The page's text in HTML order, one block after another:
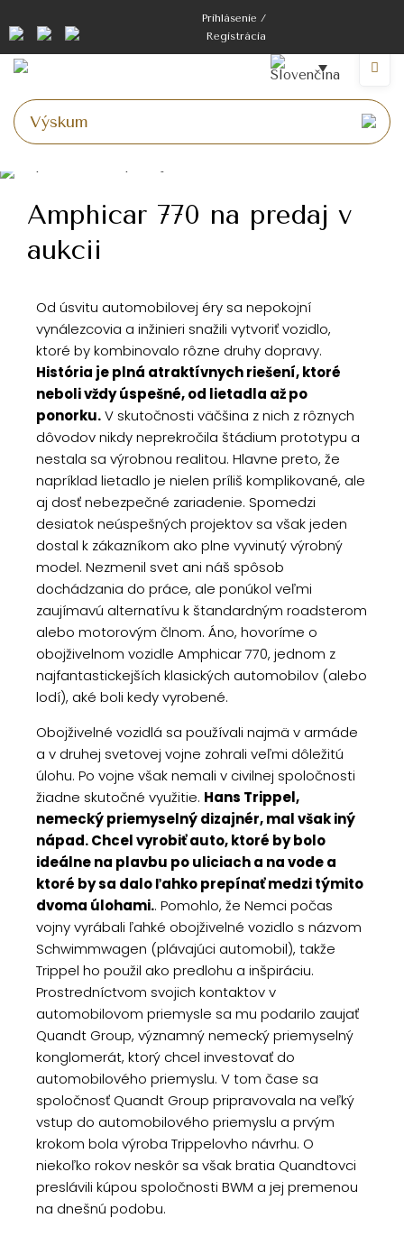
Prihlásenie /
Registrácia
Amphicar 770 na predaj v
aukcii
Od úsvitu automobilovej éry sa nepokojní
vynálezcovia a inžinieri snažili vytvoriť vozidlo,
ktoré by kombinovalo rôzne druhy dopravy.
História je plná atraktívnych riešení, ktoré
neboli vždy úspešné, od lietadla až po
ponorku.V skutočnosti väčšina z nich z rôznych
dôvodov nikdy neprekročila štádium prototypu a
nestala sa výrobnou realitou. Hlavne preto, že
napríklad lietadlo je nielen príliš komplikované, ale
aj dosť nebezpečné zariadenie. Spomedzi
desiatok neúspešných projektov sa však jeden
dostal k zákazníkom ako plne vyvinutý výrobný
model. Nezmenil svet ani náš spôsob
dochádzania do práce, ale ponúkol veľmi
zaujímavú alternatívu k štandardným roadsterom
alebo motorovým člnom. Áno, hovoríme o
obojživelnom vozidle Amphicar 770, jednom z
najfantastickejších klasických automobilov (alebo
lodí), aké boli kedy vyrobené.
Obojživelné vozidlá sa používali najmä v armáde
a v druhej svetovej vojne zohrali veľmi dôležitú
úlohu. Po vojne však nemali v civilnej spoločnosti
žiadne skutočné využitie. Hans Trippel,
nemecký priemyselný dizajnér, mal však iný
nápad. Chcel vyrobiť auto, ktoré by bolo
ideálne na plavbu po uliciach a na vode a
ktoré by sa dalo ľahko prepínať medzi týmito
dvoma úlohami.. Pomohlo, že Nemci počas
vojny vyrábali ľahké obojživelné vozidlo s názvom
Schwimmwagen (plávajúci automobil), takže
Trippel ho použil ako predlohu a inšpiráciu.
Prostredníctvom svojich kontaktov v
automobilovom priemysle sa mu podarilo zaujať
Quandt Group, významný nemecký priemyselný
konglomerát, ktorý chcel investovať do
automobilového priemyslu. V tom čase sa
spoločnosť Quandt Group pripravovala na veľký
vstup do automobilového priemyslu a prvým
krokom bola výroba Trippelovho návrhu. O
niekoľko rokov neskôr sa však bratia Quandtovci
preslávili kúpou spoločnosti BWM a jej premenou
na dnešnú podobu.